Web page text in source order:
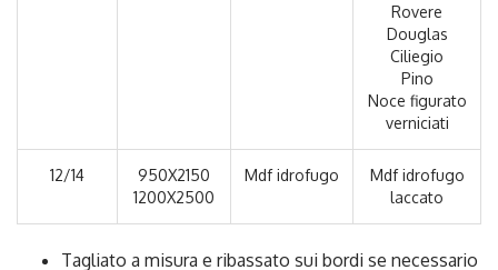
Rovere
Douglas
Ciliegio
Pino
Noce figurato
verniciati
12/14
950X2150
1200X2500
Mdf idrofugo
Mdf idrofugo
laccato
Tagliato a misura e ribassato sui bordi se necessario